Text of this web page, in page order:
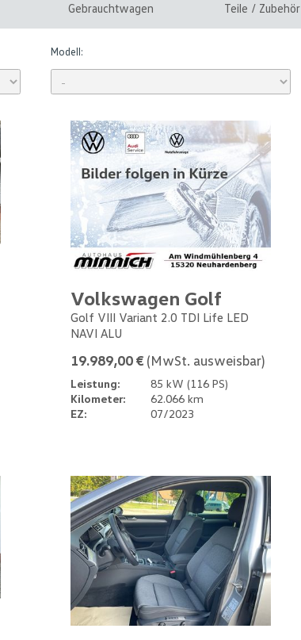
Gebrauchtwagen Teile / Zubehör
Modell:
Volkswagen Golf
Golf VIII Variant 2.0 TDI Life LED
NAVI ALU
19.989,00 € (MwSt. ausweisbar)
Leistung:
85 kW (116 PS)
Kilometer:
62.066 km
EZ:
07/2023